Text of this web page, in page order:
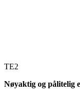
TE2
Nøyaktig og pålitelig